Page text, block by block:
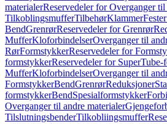
materialerReservedeler for Overganger
TilkoblingsmufferTilbehørKlammer
BendGrenrørReservedeler for Grenrør
MufferKloforbindelserOverganger til
RørFormstykkerReservedeler for
formstykkerReservedeler for
MufferKloforbindelserOverganger til
FormstykkerBendGrenrørReduksjoner
formstykkerBendSpesialformstykker
Overganger til andre materialer
TilslutningsbenderTilkobliingsmuffer